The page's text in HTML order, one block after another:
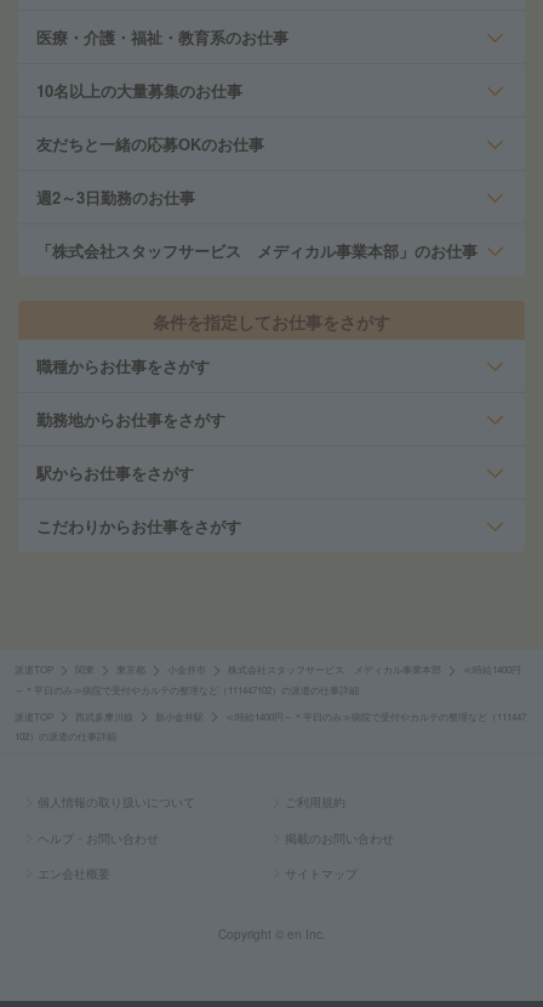
医療・介護・福祉・教育系のお仕事
10名以上の大量募集のお仕事
友だちと一緒の応募OKのお仕事
週2～3日勤務のお仕事
「株式会社スタッフサービス メディカル事業本部」のお仕事
条件を指定してお仕事をさがす
職種からお仕事をさがす
勤務地からお仕事をさがす
駅からお仕事をさがす
こだわりからお仕事をさがす
派遣TOP 東京都 小金井市 株式会社スタッフサービス メディカル事業本部
≪時給1400円
～＊平日のみ≫病院で受付やカルテの整理など（111447102）の派遣の仕事詳細
派遣TOP 西武多摩川線 新小金井駅
≪時給1400円～＊平日のみ≫病院で受付やカルテの整理など（111447
102）の派遣の仕事詳細
個人情報の取り扱いについて ご利用規約
ヘルプ・お問い合わせ 掲載のお問い合わせ
エン会社概要 サイトマップ
Copyright © en Inc.